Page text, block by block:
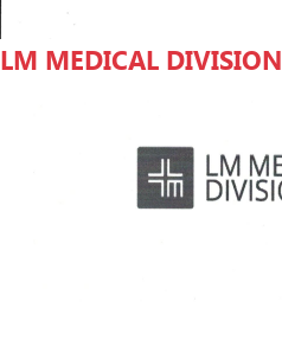
LM MEDICAL DIVISION